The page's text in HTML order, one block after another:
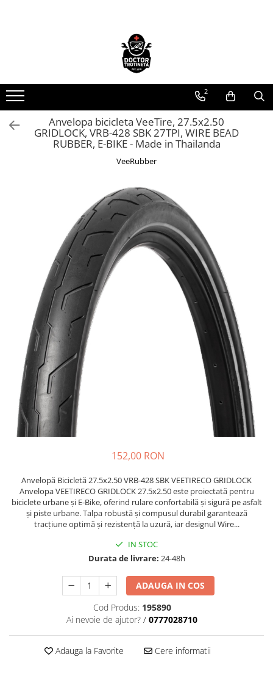
Toate produsele
Piese de schimb
https://www.doctortrotineta.ro/electrica
Acceleratie
Contact cu cheie
https://www.doctortrotineta.ro/frane
Discuri frana
Placute de frana
Manete de frana
Etrieri
https://www.doctortrotineta.ro/lumini
Stop trotineta
Faruri
https://www.doctortrotineta.ro/cadru
Aparatori (aripi)
Suspensie
Cauciucuri
https://www.doctortrotineta.ro/camere-
de-aer
cauciucuri-bicicleta
Camere bicicleta
Cauciuc tubeless cu GEL antipană
Accesorii
2
Anvelopa bicicleta VeeTire, 27.5x2.50
GRIDLOCK, VRB-428 SBK 27TPI, WIRE BEAD
RUBBER, E-BIKE - Made in Thailanda
VeeRubber
152,00 RON
Anvelopă Bicicletă 27.5x2.50 VRB-428 SBK VEETIRECO GRIDLOCK
Anvelopa VEETIRECO GRIDLOCK 27.5x2.50 este proiectată pentru
biciclete urbane și E-Bike, oferind rulare confortabilă și sigură pe asfalt
și piste urbane. Talpa robustă și compusul durabil garantează
tracțiune optimă și rezistență la uzură, iar designul Wire...
IN STOC
Durata de livrare: 24-48h
ADAUGA IN COS
Cod Produs: 195890
Ai nevoie de ajutor? / 0777028710
Adauga la Favorite Cere informatii